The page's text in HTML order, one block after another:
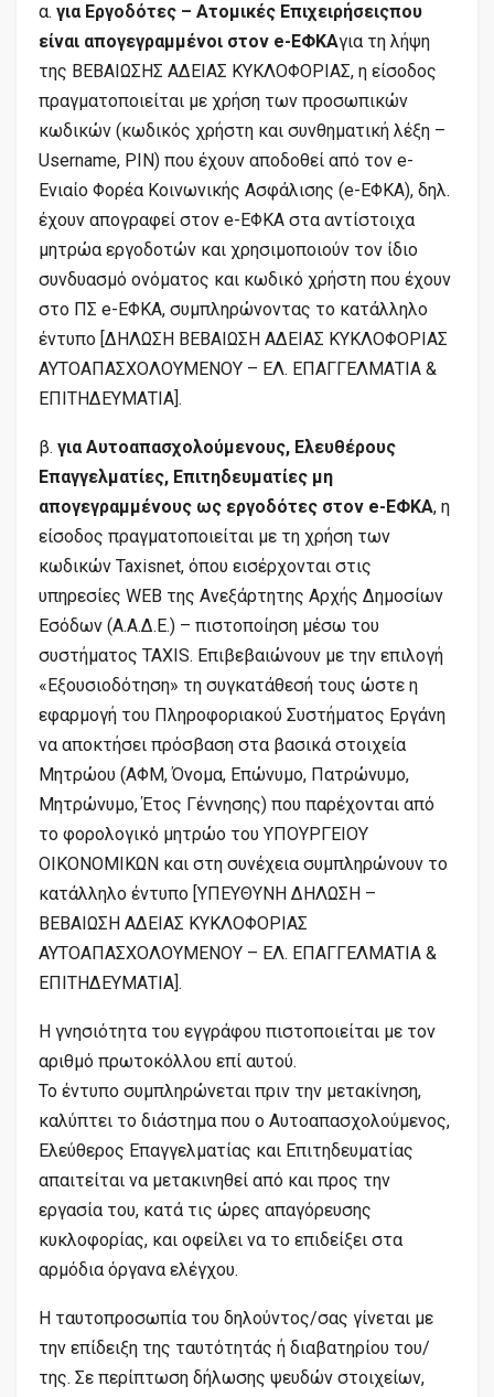
α. για Εργοδότες – Ατομικές Επιχειρήσειςπου
είναι απογεγραμμένοι στον e-ΕΦΚΑγια τη λήψη
της ΒΕΒΑΙΩΣΗΣ ΑΔΕΙΑΣ ΚΥΚΛΟΦΟΡΙΑΣ, η είσοδος
πραγματοποιείται με χρήση των προσωπικών
κωδικών (κωδικός χρήστη και συνθηματική λέξη –
Username, PIN) που έχουν αποδοθεί από τον e-
Ενιαίο Φορέα Κοινωνικής Ασφάλισης (e-ΕΦΚΑ), δηλ.
έχουν απογραφεί στον e-ΕΦΚΑ στα αντίστοιχα
μητρώα εργοδοτών και χρησιμοποιούν τον ίδιο
συνδυασμό ονόματος και κωδικό χρήστη που έχουν
στο ΠΣ e-ΕΦΚΑ, συμπληρώνοντας το κατάλληλο
έντυπο [ΔΗΛΩΣΗ ΒΕΒΑΙΩΣΗ ΑΔΕΙΑΣ ΚΥΚΛΟΦΟΡΙΑΣ
ΑΥΤΟΑΠΑΣΧΟΛΟΥΜΕΝΟΥ – ΕΛ. ΕΠΑΓΓΕΛΜΑΤΙΑ &
ΕΠΙΤΗΔΕΥΜΑΤΙΑ].
β. για Αυτοαπασχολούμενους, Ελευθέρους
Επαγγελματίες, Επιτηδευματίες μη
απογεγραμμένους ως εργοδότες στον e-ΕΦΚΑ, η
είσοδος πραγματοποιείται με τη χρήση των
κωδικών Taxisnet, όπου εισέρχονται στις
υπηρεσίες WEB της Ανεξάρτητης Αρχής Δημοσίων
Εσόδων (Α.Α.Δ.Ε.) – πιστοποίηση μέσω του
συστήματος TAXIS. Επιβεβαιώνουν με την επιλογή
«Εξουσιοδότηση» τη συγκατάθεσή τους ώστε η
εφαρμογή του Πληροφοριακού Συστήματος Εργάνη
να αποκτήσει πρόσβαση στα βασικά στοιχεία
Μητρώου (ΑΦΜ, Όνομα, Επώνυμο, Πατρώνυμο,
Μητρώνυμο, Έτος Γέννησης) που παρέχονται από
το φορολογικό μητρώο του ΥΠΟΥΡΓΕΙΟΥ
ΟΙΚΟΝΟΜΙΚΩΝ και στη συνέχεια συμπληρώνουν το
κατάλληλο έντυπο [ΥΠΕΥΘΥΝΗ ΔΗΛΩΣΗ –
ΒΕΒΑΙΩΣΗ ΑΔΕΙΑΣ ΚΥΚΛΟΦΟΡΙΑΣ
ΑΥΤΟΑΠΑΣΧΟΛΟΥΜΕΝΟΥ – ΕΛ. ΕΠΑΓΓΕΛΜΑΤΙΑ &
ΕΠΙΤΗΔΕΥΜΑΤΙΑ].
Η γνησιότητα του εγγράφου πιστοποιείται με τον
αριθμό πρωτοκόλλου επί αυτού.
Το έντυπο συμπληρώνεται πριν την μετακίνηση,
καλύπτει το διάστημα που ο Aυτοαπασχολούμενος,
Ελεύθερος Επαγγελματίας και Επιτηδευματίας
απαιτείται να μετακινηθεί από και προς την
εργασία του, κατά τις ώρες απαγόρευσης
κυκλοφορίας, και οφείλει να το επιδείξει στα
αρμόδια όργανα ελέγχου.
Η ταυτοπροσωπία του δηλούντος/σας γίνεται με
την επίδειξη της ταυτότητάς ή διαβατηρίου του/
της. Σε περίπτωση δήλωσης ψευδών στοιχείων,